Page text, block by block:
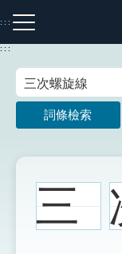
到
主
:::
注音索引圖示
:::
詞條檢索
三